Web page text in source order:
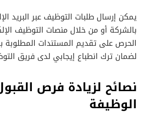
يمكن إرسال طلبات التوظيف عبر البريد
بالشركة أو من خلال منصات التوظيف
الحرص على تقديم المستندات
لضمان ترك انطباع إيجابي لدى فريق
نصائح لزيادة فرص
الوظيفة